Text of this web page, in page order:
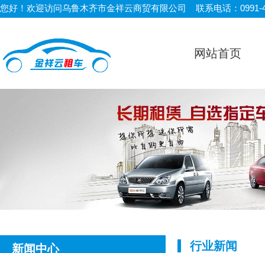
您好！欢迎访问乌鲁木齐市金祥云商贸有限公司 联系电话：0991-
网站首页
新闻中心 行业新闻